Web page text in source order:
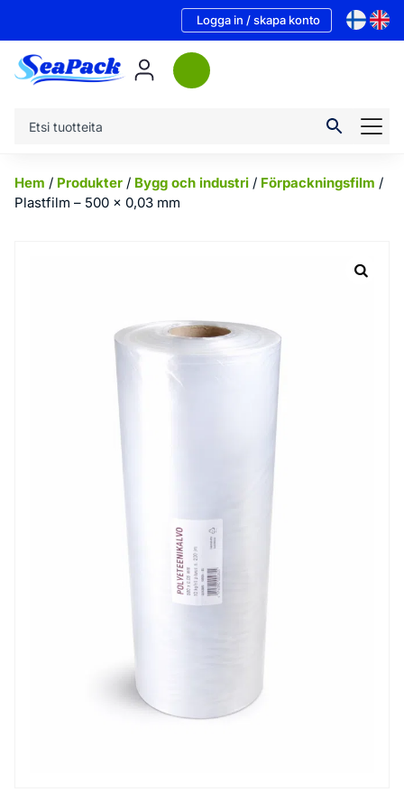
Logga in / skapa konto
Hem / Produkter / Bygg och industri / Förpackningsfilm /
Plastfilm – 500 x 0,03 mm